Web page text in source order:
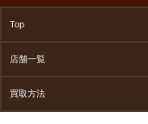
Top
店舗一覧
買取方法